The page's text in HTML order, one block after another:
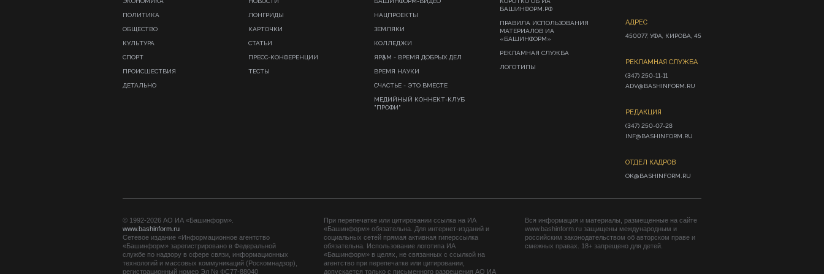
ПОЛИТИКА
ОБЩЕСТВО
КУЛЬТУРА
СПОРТ
ПРОИСШЕСТВИЯ
ДЕТАЛЬНО
ЛОНГРИДЫ
КАРТОЧКИ
СТАТЬИ
ПРЕСС-КОНФЕРЕНЦИИ
ТЕСТЫ
НАЦПРОЕКТЫ
ЗЕМЛЯКИ
КОЛЛЕДЖИ
ЯРҘАМ - ВРЕМЯ ДОБРЫХ ДЕЛ
ВРЕМЯ НАУКИ
СЧАСТЬЕ - ЭТО ВМЕСТЕ
МЕДИЙНЫЙ КОННЕКТ-КЛУБ
"ПРОФИ"
БАШИНФОРМ.РФ
ПРАВИЛА ИСПОЛЬЗОВАНИЯ
МАТЕРИАЛОВ ИА
«БАШИНФОРМ»
РЕКЛАМНАЯ СЛУЖБА
ЛОГОТИПЫ
АДРЕС
450077, УФА, КИРОВА, 45
РЕКЛАМНАЯ СЛУЖБА
(347) 250-11-11
ADV@BASHINFORM.RU
РЕДАКЦИЯ
(347) 250-07-28
INF@BASHINFORM.RU
ОТДЕЛ КАДРОВ
OK@BASHINFORM.RU
© 1992-2026 АО ИА «Башинформ».
www.bashinform.ru
Сетевое издание «Информационное агентство
«Башинформ» зарегистрировано в Федеральной
службе по надзору в сфере связи, информационных
технологий и массовых коммуникаций (Роскомнадзор),
регистрационный номер Эл № ФС77-88040
При перепечатке или цитировании ссылка на ИА
«Башинформ» обязательна. Для интернет-изданий и
социальных сетей прямая активная гиперссылка
обязательна. Использование логотипа ИА
«Башинформ» в целях, не связанных с ссылкой на
агентство при перепечатке или цитировании,
допускается только с письменного разрешения АО ИА
Вся информация и материалы, размещенные на сайте
www.bashinform.ru защищены международным и
российским законодательством об авторском праве и
смежных правах. 18+ запрещено для детей.